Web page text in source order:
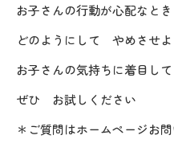
お子さんの行動が心配なとき
どのようにして やめさせ
お子さんの気持ちに着目し
ぜひ お試しください
＊ご質問はホームページお